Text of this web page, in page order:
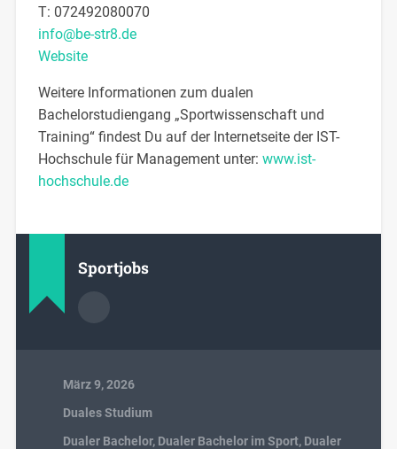
T: 072492080070
info@be-str8.de
Website
Weitere Informationen zum dualen
Bachelorstudiengang „Sportwissenschaft und
Training“ findest Du auf der Internetseite der IST-
Hochschule für Management unter: www.ist-
hochschule.de
Sportjobs
März 9, 2026
Duales Studium
Dualer Bachelor, Dualer Bachelor im Sport, Dualer